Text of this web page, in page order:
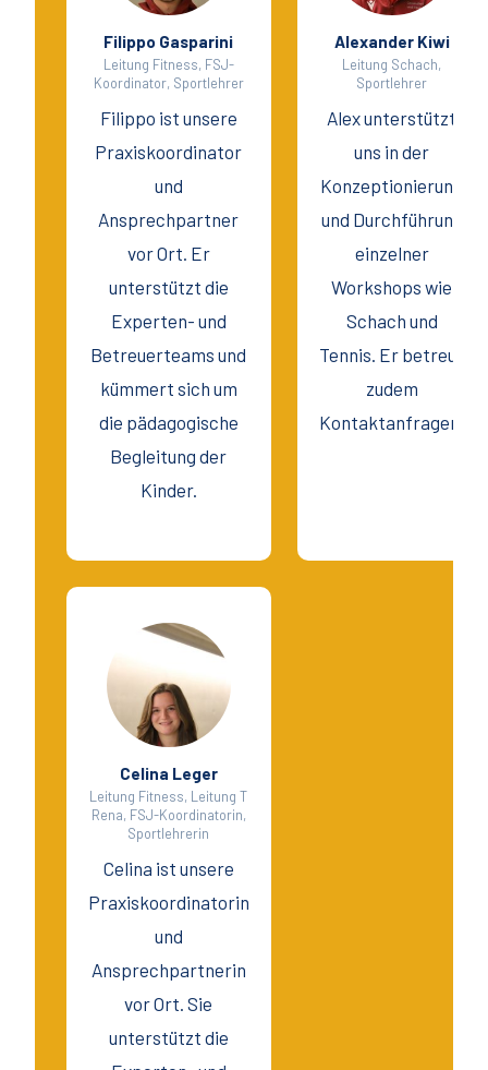
Filippo Gasparini
Leitung Fitness, FSJ-
Koordinator, Sportlehrer
Filippo ist unsere
Praxiskoordinator
und
Ansprechpartner
vor Ort. Er
unterstützt die
Experten- und
Betreuerteams und
kümmert sich um
die pädagogische
Begleitung der
Kinder.
Alexander Kiwi
Leitung Schach,
Sportlehrer
Alex unterstützt
uns in der
Konzeptionierung
und Durchführung
einzelner
Workshops wie
Schach und
Tennis. Er betreut
zudem
Kontaktanfragen.
Celina Leger
Leitung Fitness, Leitung T
Rena, FSJ-Koordinatorin,
Sportlehrerin
Celina ist unsere
Praxiskoordinatorin
und
Ansprechpartnerin
vor Ort. Sie
unterstützt die